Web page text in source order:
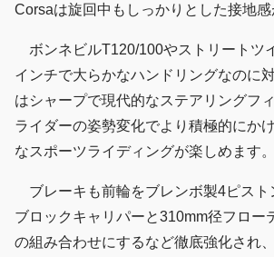
Corsaは旋回中もしっかりとした接地感
ボンネビルT120/100やストリートツ
インチで大らかなハンドリングなのに
はシャープで現代的なステアリングフ
ライダーの姿勢変化でより積極的にか
なスポーツライディングが楽しめます。
ブレーキも前輪をブレンボ製4ピスト
ブロックキャリパーと310mm径フロー
の組み合わせにするなど徹底強化され